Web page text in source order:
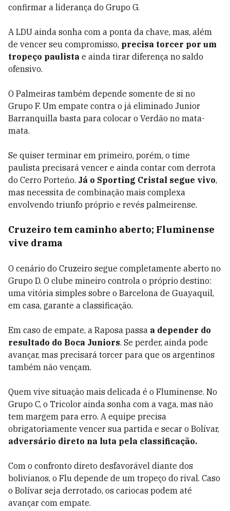
confirmar a liderança do Grupo G.
A LDU ainda sonha com a ponta da chave, mas, além
de vencer seu compromisso, precisa torcer por um
tropeço paulista e ainda tirar diferença no saldo
ofensivo.
O Palmeiras também depende somente de si no
Grupo F. Um empate contra o já eliminado Junior
Barranquilla basta para colocar o Verdão no mata-
mata.
Se quiser terminar em primeiro, porém, o time
paulista precisará vencer e ainda contar com derrota
do Cerro Porteño. Já o Sporting Cristal segue vivo,
mas necessita de combinação mais complexa
envolvendo triunfo próprio e revés palmeirense.
Cruzeiro tem caminho aberto; Fluminense
vive drama
O cenário do Cruzeiro segue completamente aberto no
Grupo D. O clube mineiro controla o próprio destino:
uma vitória simples sobre o Barcelona de Guayaquil,
em casa, garante a classificação.
Em caso de empate, a Raposa passa a depender do
resultado do Boca Juniors. Se perder, ainda pode
avançar, mas precisará torcer para que os argentinos
também não vençam.
Quem vive situação mais delicada é o Fluminense. No
Grupo C, o Tricolor ainda sonha com a vaga, mas não
tem margem para erro. A equipe precisa
obrigatoriamente vencer sua partida e secar o Bolívar,
adversário direto na luta pela classificação.
Com o confronto direto desfavorável diante dos
bolivianos, o Flu depende de um tropeço do rival. Caso
o Bolívar seja derrotado, os cariocas podem até
avançar com empate.